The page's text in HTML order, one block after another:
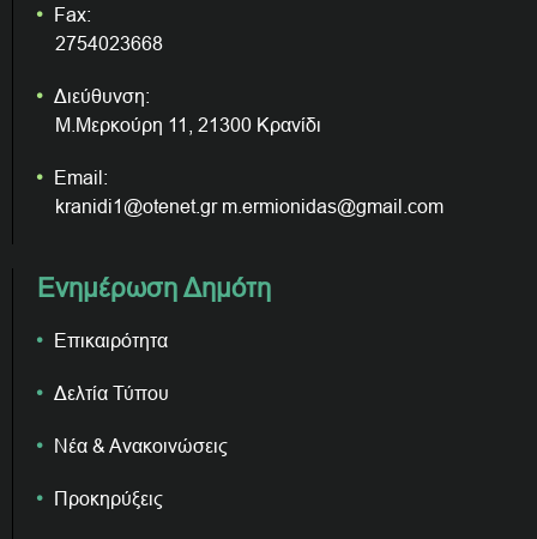
Fax:
2754023668
Διεύθυνση:
Μ.Μερκούρη 11, 21300 Κρανίδι
Email:
kranidi1@otenet.gr m.ermionidas@gmail.com
Ενημέρωση Δημότη
Επικαιρότητα
Δελτία Τύπου
Νέα & Ανακοινώσεις
Προκηρύξεις